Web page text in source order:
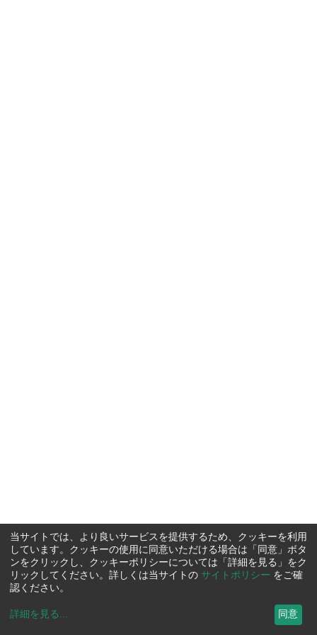
当サイトでは、より良いサービスを提供するため、クッキーを利用
しています。クッキーの使用に同意いただける場合は「同意」ボタ
ンをクリックし、クッキーポリシーについては「詳細を見る」をク
リックしてください。詳しくは当サイトの サイトポリシー をご確
認ください。
詳細を見る ... 同意